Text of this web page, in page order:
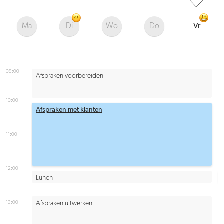
Ma Di Wo Do Vr
09:00
10:00
11:00
12:00
13:00
Lunch
Afspraken met klanten
Afspraken voorbereiden
Afspraken uitwerken